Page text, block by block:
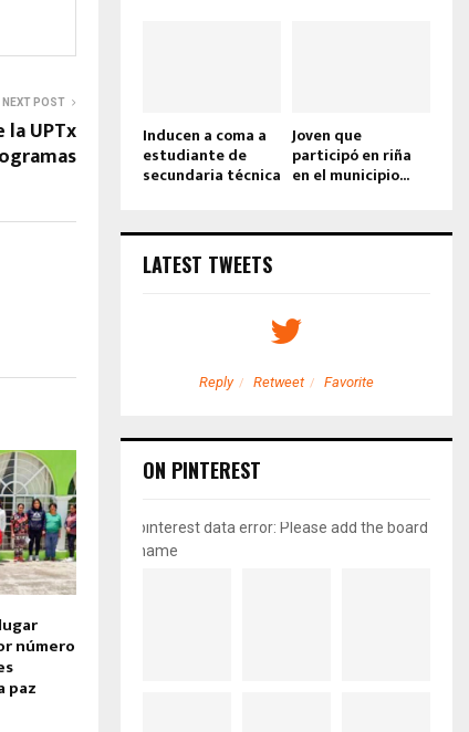
NEXT POST
UPTx
número
paz
Inducen a coma a
estudiante de
secundaria técnica
Joven que
participó en riña
en el municipio...
LATEST TWEETS
Favorite Reply Retweet Favorite
ON PINTEREST
pinterest data error: Please add the board
name